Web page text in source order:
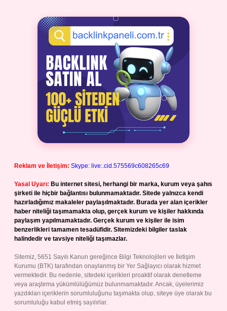
Reklam ve İletişim: Skype: live:.cid.575569c608265c69
Yasal Uyarı: Bu internet sitesi, herhangi bir marka, kurum veya şahıs
şirketi ile hiçbir bağlantısı bulunmamaktadır. Sitede yalnızca kendi
hazırladığımız makaleler paylaşılmaktadır. Burada yer alan içerikler
haber niteliği taşımamakta olup, gerçek kurum ve kişiler hakkında
paylaşım yapılmamaktadır. Gerçek kurum ve kişiler ile isim
benzerlikleri tamamen tesadüfidir. Sitemizdeki bilgiler taslak
halindedir ve tavsiye niteliği taşımazlar.
Sitemiz, 5651 Sayılı Kanun gereğince Bilgi Teknolojileri ve İletişim
Kurumu (BTK) tarafından onaylanmış bir Yer Sağlayıcı olarak hizmet
vermektedir. Bu nedenle, sitedeki içerikleri proaktif olarak denetleme
veya araştırma yükümlülüğümüz bulunmamaktadır. Ancak, üyelerimiz
yazdıkları içeriklerin sorumluluğunu taşımakta olup, siteye üye olarak bu
sorumluluğu kabul etmiş sayılırlar.